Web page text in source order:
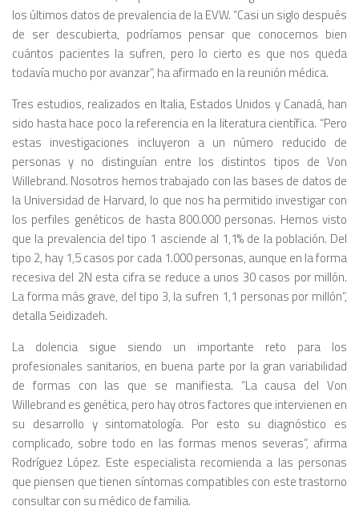
los últimos datos de prevalencia de la EVW. “Casi un siglo después
de ser descubierta, podríamos pensar que conocemos bien
cuántos pacientes la sufren, pero lo cierto es que nos queda
todavía mucho por avanzar”, ha afirmado en la reunión médica.
Tres estudios, realizados en Italia, Estados Unidos y Canadá, han
sido hasta hace poco la referencia en la literatura científica. “Pero
estas investigaciones incluyeron a un número reducido de
personas y no distinguían entre los distintos tipos de Von
Willebrand. Nosotros hemos trabajado con las bases de datos de
la Universidad de Harvard, lo que nos ha permitido investigar con
los perfiles genéticos de hasta 800.000 personas. Hemos visto
que la prevalencia del tipo 1 asciende al 1,1% de la población. Del
tipo 2, hay 1,5 casos por cada 1.000 personas, aunque en la forma
recesiva del 2N esta cifra se reduce a unos 30 casos por millón.
La forma más grave, del tipo 3, la sufren 1,1 personas por millón”,
detalla Seidizadeh.
La dolencia sigue siendo un importante reto para los
profesionales sanitarios, en buena parte por la gran variabilidad
de formas con las que se manifiesta. “La causa del Von
Willebrand es genética, pero hay otros factores que intervienen en
su desarrollo y sintomatología. Por esto su diagnóstico es
complicado, sobre todo en las formas menos severas”, afirma
Rodríguez López. Este especialista recomienda a las personas
que piensen que tienen síntomas compatibles con este trastorno
consultar con su médico de familia.